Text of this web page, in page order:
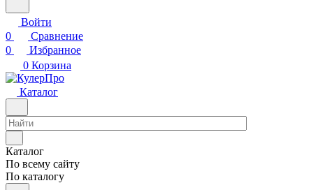
Войти
0
Сравнение
0
Избранное
0 Корзина
Каталог
Каталог
По всему сайту
По каталогу